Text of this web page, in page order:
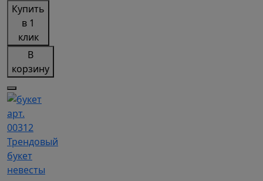
Купить
в 1
клик
В
корзину
арт.
00312
Трендовый
букет
невесты